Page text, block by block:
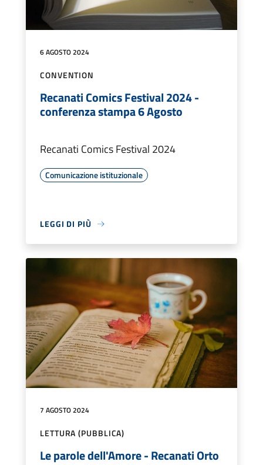
6 AGOSTO 2024
CONVENTION
Recanati Comics Festival 2024 -
conferenza stampa 6 Agosto
Recanati Comics Festival 2024
Comunicazione istituzionale
LEGGI DI PIÙ
7 AGOSTO 2024
LETTURA (PUBBLICA)
Le parole dell'Amore - Recanati Orto